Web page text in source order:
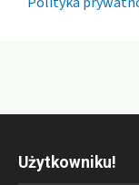
Użytkowniku!